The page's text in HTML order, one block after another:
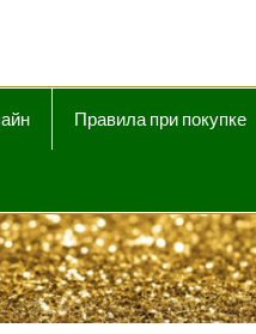
Правила при покупке